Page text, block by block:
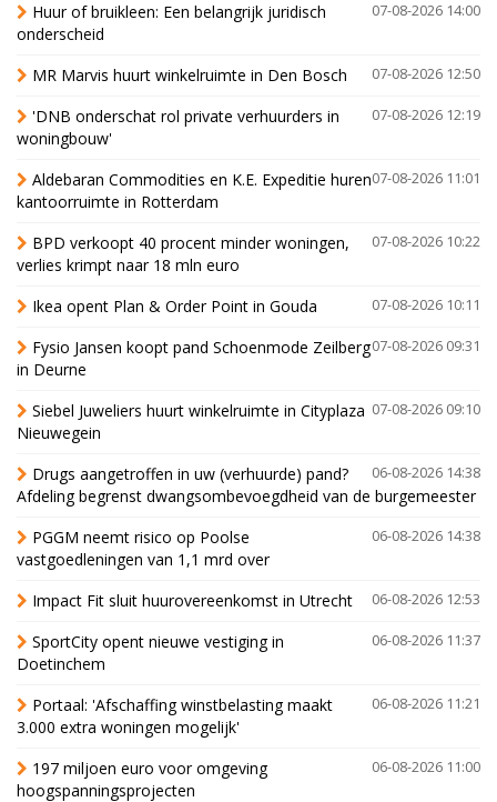
07-08-2026 14:00
Huur of bruikleen: Een belangrijk juridisch
onderscheid
07-08-2026 12:50
MR Marvis huurt winkelruimte in Den Bosch
07-08-2026 12:19
'DNB onderschat rol private verhuurders in
woningbouw'
07-08-2026 11:01
Aldebaran Commodities en K.E. Expeditie huren
kantoorruimte in Rotterdam
07-08-2026 10:22
BPD verkoopt 40 procent minder woningen,
verlies krimpt naar 18 mln euro
07-08-2026 10:11
Ikea opent Plan & Order Point in Gouda
07-08-2026 09:31
Fysio Jansen koopt pand Schoenmode Zeilberg
in Deurne
07-08-2026 09:10
Siebel Juweliers huurt winkelruimte in Cityplaza
Nieuwegein
06-08-2026 14:38
Drugs aangetroffen in uw (verhuurde) pand?
Afdeling begrenst dwangsombevoegdheid van de burgemeester
06-08-2026 14:38
PGGM neemt risico op Poolse
vastgoedleningen van 1,1 mrd over
06-08-2026 12:53
Impact Fit sluit huurovereenkomst in Utrecht
06-08-2026 11:37
SportCity opent nieuwe vestiging in
Doetinchem
06-08-2026 11:21
Portaal: 'Afschaffing winstbelasting maakt
3.000 extra woningen mogelijk'
06-08-2026 11:00
197 miljoen euro voor omgeving
hoogspanningsprojecten